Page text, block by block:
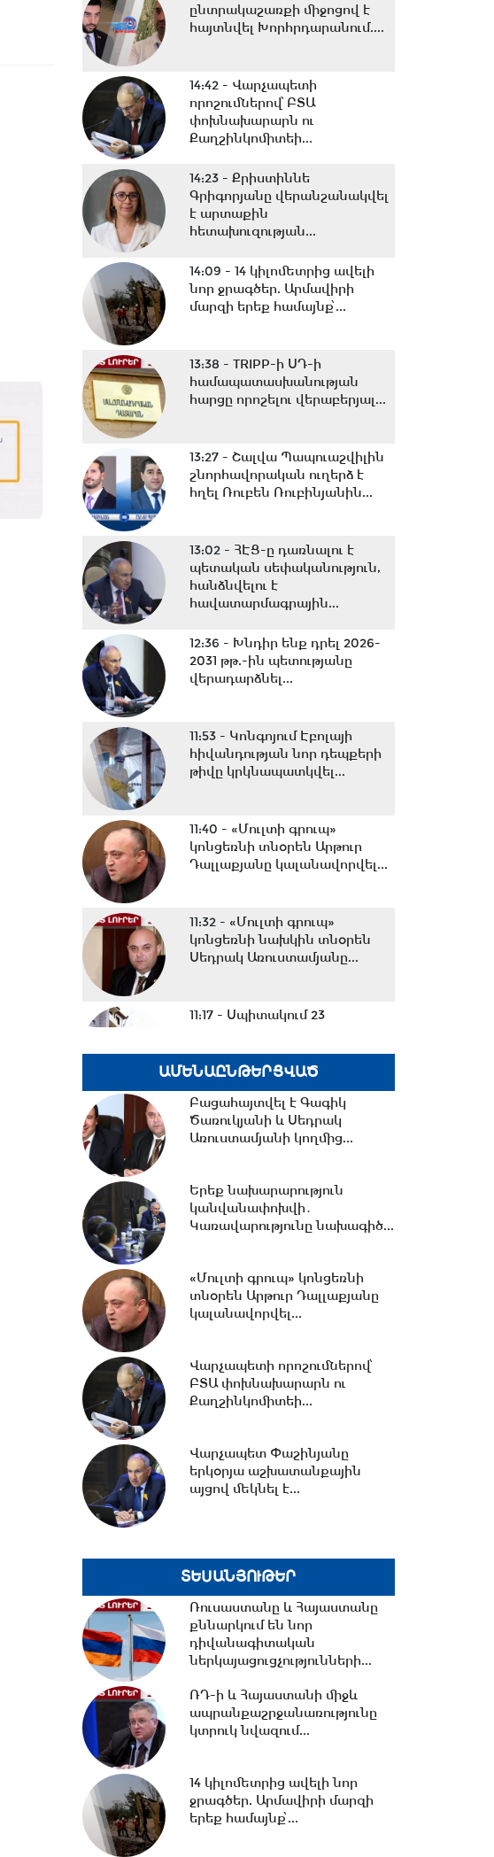
ընտրակաշառքի միջոցով է
հայտնվել Խորհրդարանում....
14:42 - Վարչապետի
որոշումներով՝ ԲՏԱ
փոխնախարարն ու
Քաղշինկոմիտեի...
14:23 - Քրիստիննե
Գրիգորյանը վերանշանակվել
է արտաքին
հետախուզության...
14:09 - 14 կիլոմետրից ավելի
նոր ջրագծեր. Արմավիրի
մարզի երեք համայնք՝...
13:38 - TRIPP-ի ՍԴ-ի
համապատասխանության
հարցը որոշելու վերաբերյալ...
13:27 - Շալվա Պապուաշվիլին
շնորհավորական ուղերձ է
հղել Ռուբեն Ռուբինյանին...
13:02 - ՀԷՑ-ը դառնալու է
պետական սեփականություն,
հանձնվելու է
հավատարմագրային...
12:36 - Խնդիր ենք դրել 2026-
2031 թթ.-ին պետությանը
վերադարձնել...
11:53 - Կոնգոյում Էբոլայի
հիվանդության նոր դեպքերի
թիվը կրկնապատկվել...
11:40 - «Մուլտի գրուպ»
կոնցեռնի տնօրեն Արթուր
Դալլաքյանը կալանավորվել...
11:32 - «Մուլտի գրուպ»
կոնցեռնի նախկին տնօրեն
Սեդրակ Առուստամյանը...
11:17 - Սպիտակում 23
երկրաշարժի հետևանքով
անօթևան...
10:49 -Վարչապետ Փաշինյանը
երկօրյա աշխատանքային
այցով մեկնել է...
10:31 -
Որպես անհետ կորած
որոնվում է 1992 թ. ծնված
Վահագ Մարտիրոսյանը
10:21 -«Մուլտի գրուպ»
կոնցեռնի նախկին գլխավոր
10:09 -Երեք նախարարություն
կանվանափոխվի․
10:05 -ՀՀ ԱԺ իններորդ
գումարման առաջին
09:33 -Կառավարության 2026
հերթական նիստը...
20:45 -Սոցցանցերում
անունից քաղաքացիներին...
շնորհավորել է ԱԺ իններորդ
գումարման
պատգամավորներին...
ԱՄԵՆԱԸՆԹԵՐՑՎԱԾ
Բացահայտվել է Գագիկ
Ծառուկյանի և Սեդրակ
Առուստամյանի կողմից...
Երեք նախարարություն
կանվանափոխվի․
Կառավարությունը նախագիծ...
«Մուլտի գրուպ» կոնցեռնի
տնօրեն Արթուր Դալլաքյանը
կալանավորվել...
Վարչապետի որոշումներով՝
ԲՏԱ փոխնախարարն ու
Քաղշինկոմիտեի...
Վարչապետ Փաշինյանը
երկօրյա աշխատանքային
այցով մեկնել է...
ՏԵՍԱՆՅՈՒԹԵՐ
Ռուսաստանը և Հայաստանը
քննարկում են նոր
դիվանագիտական
ներկայացուցչությունների...
ՌԴ-ի և Հայաստանի միջև
ապրանքաշրջանառությունը
կտրուկ նվազում...
14 կիլոմետրից ավելի նոր
ջրագծեր. Արմավիրի մարզի
երեք համայնք՝...